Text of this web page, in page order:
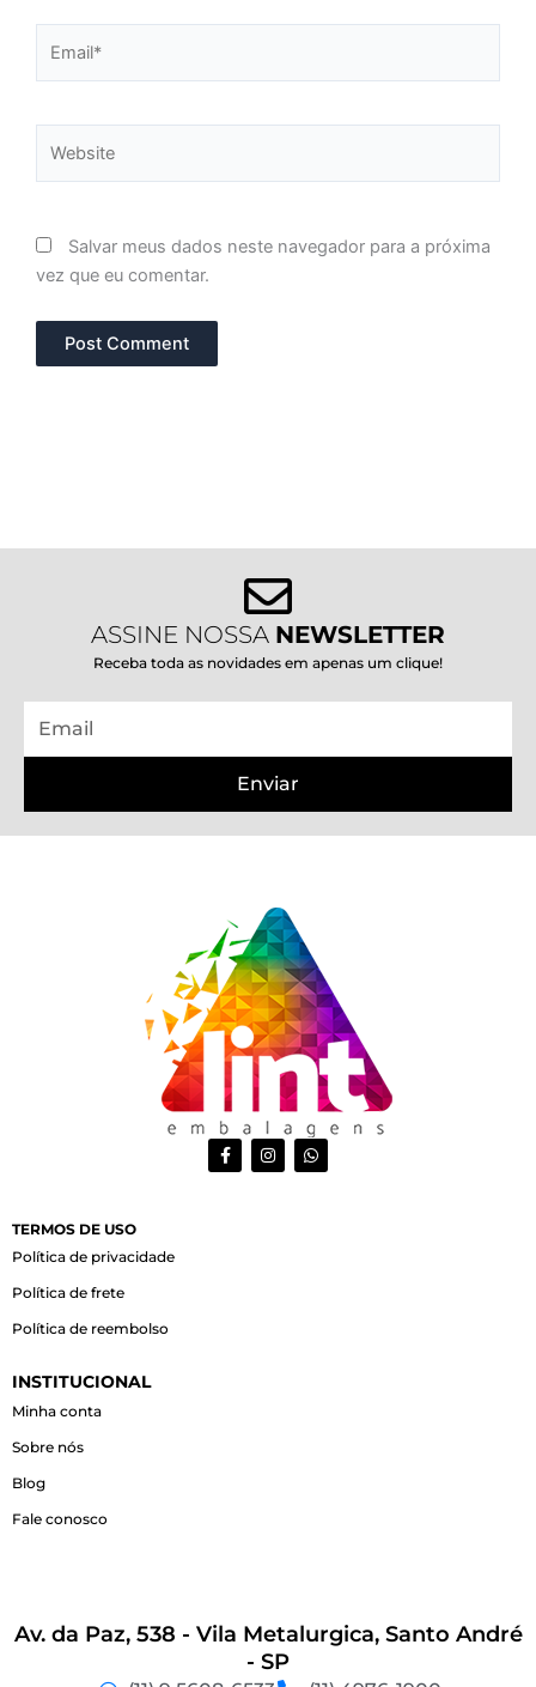
Salvar meus dados neste navegador para a próxima
vez que eu comentar.
ASSINE NOSSA NEWSLETTER
Receba toda as novidades em apenas um clique!
Enviar
F
a
c
I
n
s
W
h
a
TERMOS DE USO
Política de privacidade
Política de frete
Política de reembolso
INSTITUCIONAL
Minha conta
Sobre nós
Blog
Fale conosco
Av. da Paz, 538 - Vila Metalurgica, Santo André
- SP